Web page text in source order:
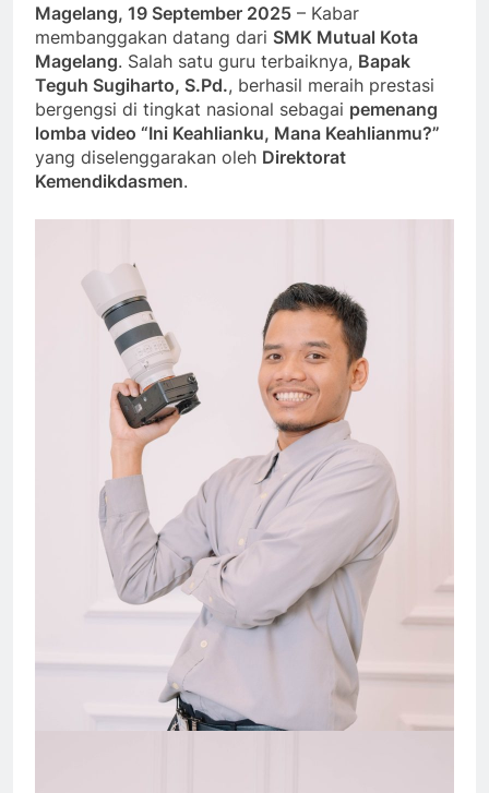
Magelang, 19 September 2025 – Kabar
membanggakan datang dari SMK Mutual Kota
Magelang. Salah satu guru terbaiknya, Bapak
Teguh Sugiharto, S.Pd., berhasil meraih prestasi
bergengsi di tingkat nasional sebagai pemenang
lomba video “Ini Keahlianku, Mana Keahlianmu?”
yang diselenggarakan oleh Direktorat
Kemendikdasmen.